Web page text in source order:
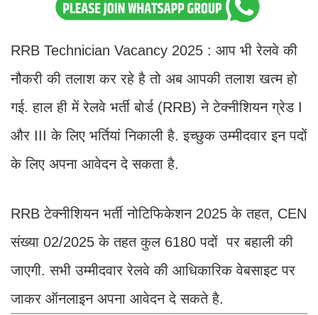
RRB Technician Vacancy 2025 : आप भी रेलवे की
नौकरी की तलाश कर रहे है तो अब आपकी तलाश खत्म हो
गई. हाल ही में रेलवे भर्ती बोर्ड (RRB) ने टेक्नीशियन ग्रेड I
और III के लिए भर्तियां निकाली है. इच्छुक उम्मीदवार इन पदों
के लिए अपना आवेदन दे सकता है.
RRB टेक्नीशियन भर्ती नोटिफिकेशन 2025 के तहत, CEN
संख्या 02/2025 के तहत कुल 6180 पदों पर बहाली की
जाएगी. सभी उम्मीदवार रेलवे की आधिकारिक वेबसाइट पर
जाकर ऑनलाइन अपना आवेदन दे सकते है.